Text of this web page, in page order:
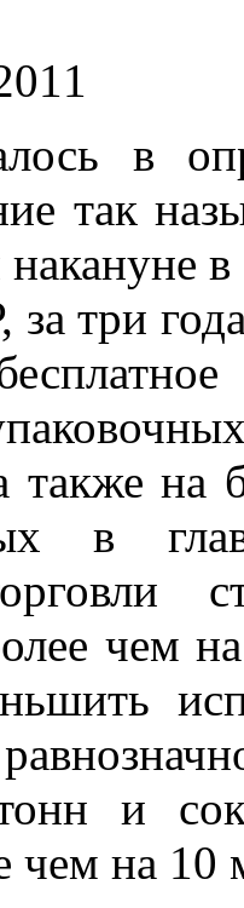
в
так
в
три
также на
в
чем
и
чем